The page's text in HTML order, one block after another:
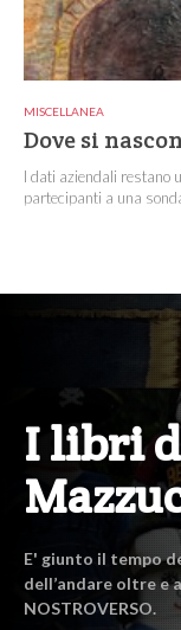
MISCELLANEA
Dove si
I dati aziendali restano
partecipanti a una
I libri
E' giunto il tempo
dell’andare oltre e
NOSTROVERSO.